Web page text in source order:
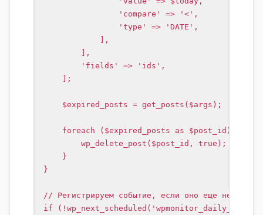
                'compare' => '<',
                'type' => 'DATE',
            ],
        ],
        'fields' => 'ids',
    ];
    $expired_posts = get_posts($args);
    foreach ($expired_posts as $post_id) {
wp_delete_post($post_id, true); //
    }
}
// Регистрируем событие, если оно еще не
if